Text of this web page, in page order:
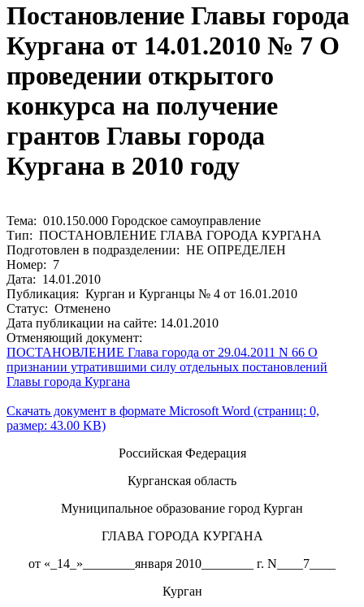
Постановление Главы города
Кургана от 14.01.2010 № 7 О
проведении открытого
конкурса на получение
грантов Главы города
Кургана в 2010 году
Тема: 010.150.000 Городское самоуправление
Тип: ПОСТАНОВЛЕНИЕ ГЛАВА ГОРОДА КУРГАНА
Подготовлен в подразделении: НЕ ОПРЕДЕЛЕН
Номер: 7
Дата: 14.01.2010
Публикация: Курган и Курганцы № 4 от 16.01.2010
Статус: Отменено
Дата публикации на сайте: 14.01.2010
Отменяющий документ:
ПОСТАНОВЛЕНИЕ Глава города от 29.04.2011 N 66 О
признании утратившими силу отдельных постановлений
Главы города Кургана
Скачать документ в формате Microsoft Word (страниц: 0,
размер: 43.00 KB)
Российская Федерация
Курганская область
Муниципальное образование город Курган
ГЛАВА ГОРОДА КУРГАНА
от «_14_»________января 2010________ г. N____7____
Курган